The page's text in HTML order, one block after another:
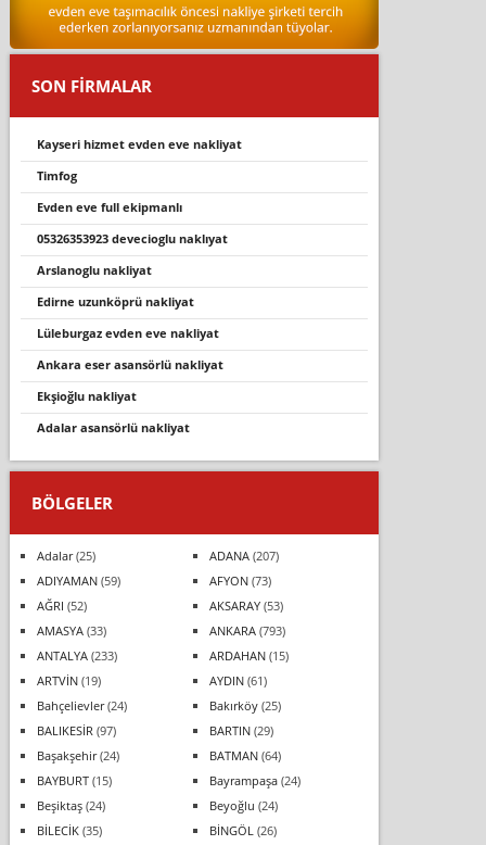
SON FİRMALAR
kayseri hizmet evden eve nakliyat
ti̇mfog
evden eve full ekipmanlı
05326353923 deveci̇oglu nakliyat
arslanoglu nakliyat
edirne uzunköprü nakliyat
lüleburgaz evden eve nakliyat
ankara eser asansörlü nakliyat
ekşioğlu nakliyat
adalar asansörlü nakliyat
BÖLGELER
Adalar(25) ADANA(207)
ADIYAMAN(59) AFYON(73)
AĞRI (52) AKSARAY(53)
AMASYA(33) ANKARA(793)
ANTALYA(233) ARDAHAN(15)
ARTVİN(19) AYDIN(61)
Bahçelievler(24) Bakırköy(25)
BALIKESİR (97) BARTIN(29)
Başakşehir(24) BATMAN(64)
BAYBURT(15) Bayrampaşa(24)
Beşiktaş(24) Beyoğlu (24)
BİLECİK(35) BİNGÖL (26)